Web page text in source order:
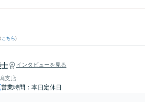
こちら)
インタビューを見る
支店
営業時間：本日定休日